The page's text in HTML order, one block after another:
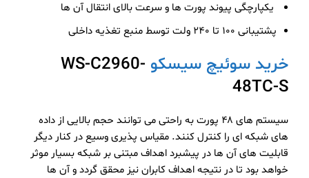
یکپارچگی پیوند پورت ها و سرعت بالای انتقال آن ها
پشتیبانی ۱۰۰ تا ۲۴۰ ولت توسط منبع تغذیه داخلی
خرید سوئیچ سیسکو WS-C2960-
48TC-S
سیستم های ۴۸ پورت به راحتی می توانند حجم بالایی از داده
های شبکه ای را کنترل کنند‌. مقیاس پذیری وسیع در کنار دیگر
قابلیت های آن ها در پیشبرد اهداف مبتنی بر شبکه بسیار موثر
خواهد بود تا در نتیجه اهداف کابران نیز محقق گردد و آن ها